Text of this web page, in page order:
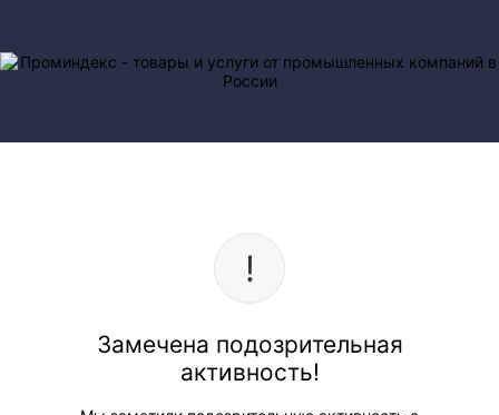
Замечена подозрительная
активность!